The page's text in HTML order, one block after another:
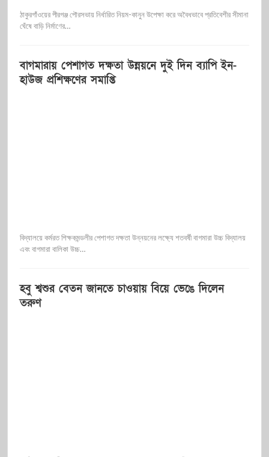
ঠাকুরগাঁওয়ের পীরগঞ্জ পৌরসভায় নির্ধারিত নিয়ম-কানুন উপেক্ষা করে অবৈধভাবে প্রতিবেশীর সীমানা
ঘেঁষে বাড়ি নির্মাণের…
বাগমারায় পেশাগত দক্ষতা উন্নয়নে দুই দিন ব্যাপি ইন-
হাউজ প্রশিক্ষণের সমাপ্তি
বিদ্যালয়ে কর্মরত শিক্ষকমন্ডলীর পেশাগত দক্ষতা উন্নয়নের লক্ষ্যে শতবর্ষী বাগমারা উচ্চ বিদ্যালয়
এবং বাগমারা বালিকা উচ্চ…
হবু শ্বশুর বেতন জানতে চাওয়ায় বিয়ে ভেঙে দিলেন
তরুণ